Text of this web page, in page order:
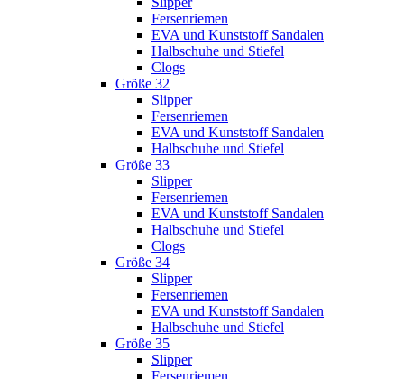
Fersenriemen
EVA und Kunststoff Sandalen
Halbschuhe und Stiefel
Clogs
Größe 32
Slipper
Fersenriemen
EVA und Kunststoff Sandalen
Halbschuhe und Stiefel
Größe 33
Slipper
Fersenriemen
EVA und Kunststoff Sandalen
Halbschuhe und Stiefel
Clogs
Größe 34
Slipper
Fersenriemen
EVA und Kunststoff Sandalen
Halbschuhe und Stiefel
Größe 35
Slipper
Fersenriemen